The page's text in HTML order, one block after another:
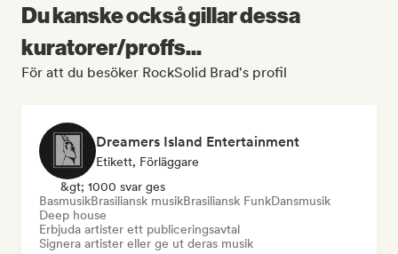
Du kanske också gillar dessa
kuratorer/proffs...
För att du besöker RockSolid Brad's profil
Dreamers Island Entertainment
Etikett, Förläggare
&gt; 1000 svar ges
BasmusikBrasiliansk musikBrasiliansk FunkDansmusik
Deep house
Erbjuda artister ett publiceringsavtal
Signera artister eller ge ut deras musik